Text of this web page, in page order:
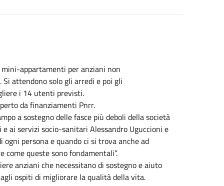
appartamenti per anziani non
attendono solo gli arredi e poi gli
i 14 utenti previsti.
da finanziamenti Pnrr.
a sostegno delle fasce più deboli della società
ai servizi socio-sanitari Alessandro Uguccioni e
persona e quando ci si trova anche ad
queste sono fondamentali”.
anziani che necessitano di sostegno e aiuto
ospiti di migliorare la qualità della vita.